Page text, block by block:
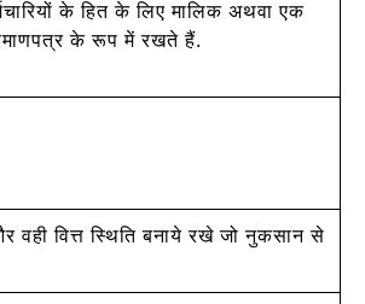
के हित के लिए मालिक अथवा एक
के रूप में रखते हैं.
वित्त स्थिति बनाये रखे जो नुकसान से